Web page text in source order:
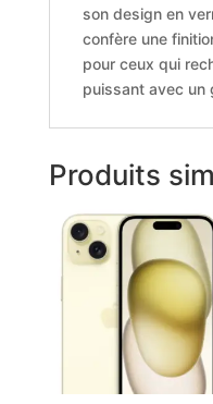
son design en
confère une
pour ceux qui
puissant avec un
Produits